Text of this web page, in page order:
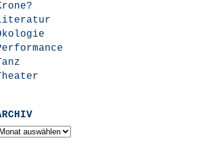
Archiv